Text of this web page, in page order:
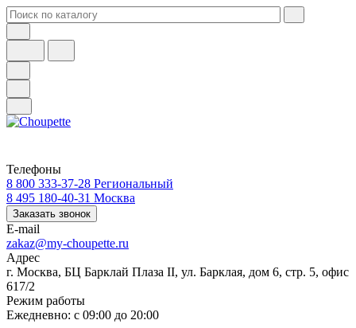
Телефоны
8 800 333-37-28 Региональный
8 495 180-40-31 Москва
Заказать звонок
E-mail
zakaz@my-choupette.ru
Адрес
г. Москва, БЦ Барклай Плаза II, ул. Барклая, дом 6, стр. 5, офис
617/2
Режим работы
Ежедневно: с 09:00 до 20:00